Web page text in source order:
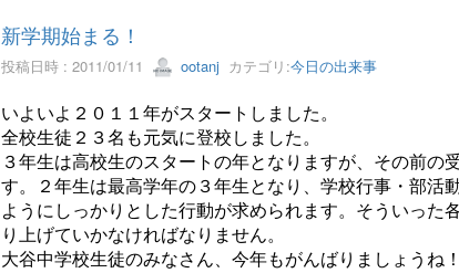
新学期始まる！
投稿日時 : 2011/01/11 ootanjカテゴリ:今日の出来事
いよいよ２０１１年がスタートしました。
全校生徒２３名も元気に登校しました。
３年生は高校生のスタートの年となりますが、その前
す。２年生は最高学年の３年生となり、学校行事・部活
ようにしっかりとした行動が求められます。そういっ
り上げていかなければなりません。
大谷中学校生徒のみなさん、今年もがんばりましょうね！